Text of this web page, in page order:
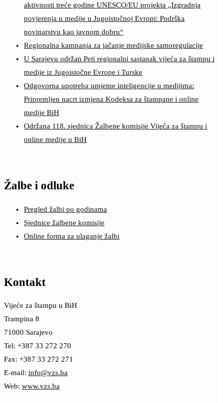
aktivnosti treće godine UNESCO/EU projekta „Izgradnja
povjerenja u medije u Jugoistočnoj Evropi: Podrška
novinarstvu kao javnom dobru“
Regionalna kampanja za jačanje medijske samoregulacije
U Sarajevu održan Peti regionalni sastanak vijeća za štampu i
medije iz Jugoistočne Evrope i Turske
Odgovorna upotreba umjetne inteligencije u medijima:
Pripremljen nacrt izmjena Kodeksa za štampane i online
medije BiH
Održana 118. sjednica Žalbene komisije Vijeća za štampu i
online medije u BiH
Žalbe i odluke
Pregled žalbi po godinama
Sjednice žalbene komisije
Online forma za ulaganje žalbi
Kontakt
Vijeće za štampu u BiH
Trampina 8
71000 Sarajevo
Tel: +387 33 272 270
Fax: +387 33 272 271
E-mail: info@vzs.ba
Web: www.vzs.ba